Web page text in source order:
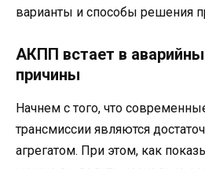
варианты и способы решения
АКПП встает в
причины
Начнем с того, что
трансмиссии являются
агрегатом. При этом, как